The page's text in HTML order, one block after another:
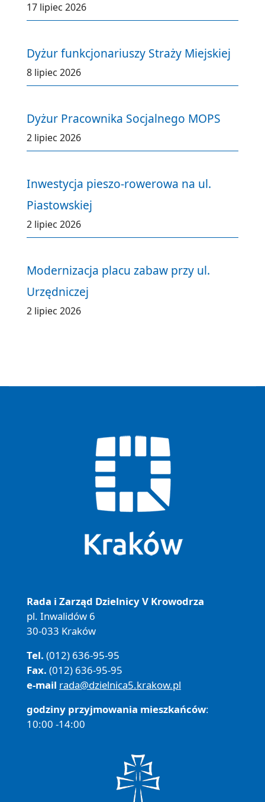
17 lipiec 2026
Dyżur funkcjonariuszy Straży Miejskiej
8 lipiec 2026
Dyżur Pracownika Socjalnego MOPS
2 lipiec 2026
Inwestycja pieszo-rowerowa na ul.
Piastowskiej
2 lipiec 2026
Modernizacja placu zabaw przy ul.
Urzędniczej
2 lipiec 2026
Rada i Zarząd Dzielnicy V Krowodrza
pl. Inwalidów 6
30-033 Kraków
Tel. (012) 636-95-95
Fax. (012) 636-95-95
e-mail rada@dzielnica5.krakow.pl
godziny przyjmowania mieszkańców:
10:00 -14:00